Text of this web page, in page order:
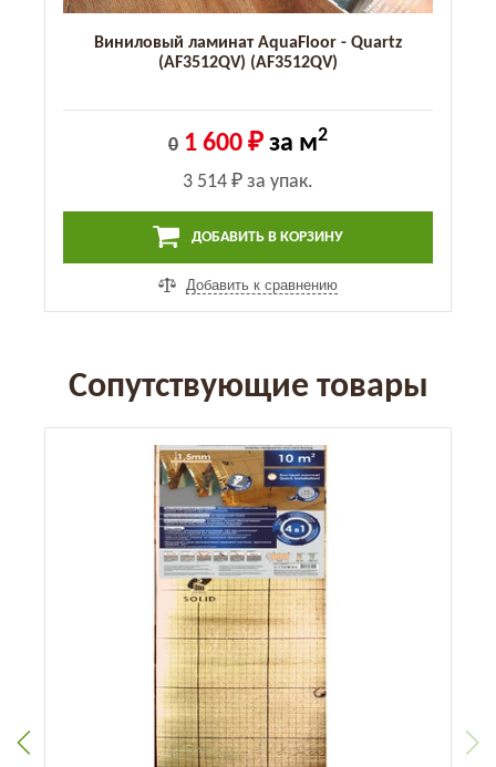
Виниловый ламинат AquaFloor - Quartz
(AF3512QV) (AF3512QV)
0 1 600 ₽ за м2
3 514 ₽ за упак.
ДОБАВИТЬ В КОРЗИНУ
Добавить к сравнению
Сопутствующие товары